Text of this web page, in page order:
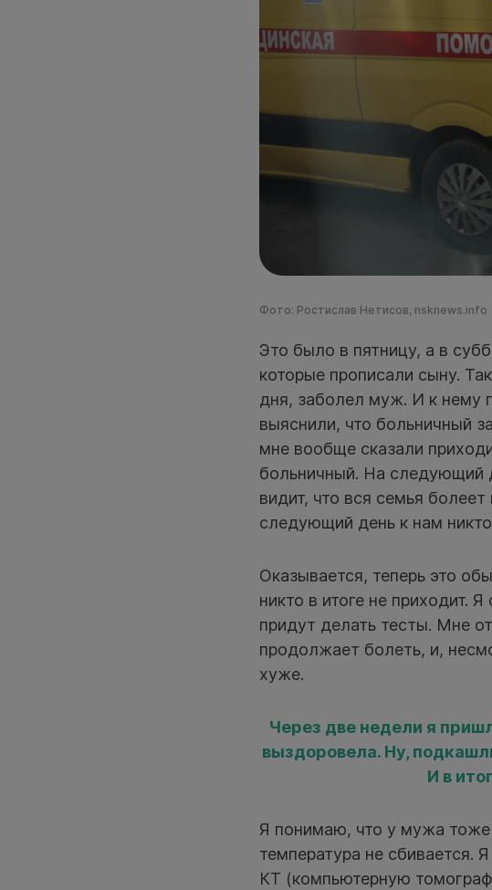
Фото: Ростислав Нетисов, nsknews.info
Это было в пятницу, а в
которые прописали сыну.
дня, заболел муж. И к нему
выяснили, что больничный
мне вообще сказали
больничный. На следующий
видит, что вся семья
следующий день к нам
Оказывается, теперь это
никто в итоге не приходит.
придут делать тесты. Мне
продолжает болеть, и,
хуже.
Через две недели я
выздоровела. Ну,
И в
Я понимаю, что у мужа тоже
температура не сбивается.
КТ (компьютерную